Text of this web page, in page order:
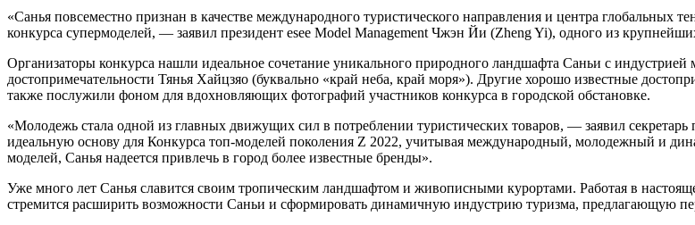
«Санья повсеместно признан в качестве международного туристического направления и центра глобальных
конкурса супермоделей, — заявил президент esee Model Management Чжэн Йи (Zheng Yi), одного из
Организаторы конкурса нашли идеальное сочетание уникального природного ландшафта Саньи с
достопримечательности Тянья Хайцзяо (буквально «край неба, край моря»). Другие хорошо известные
также послужили фоном для вдохновляющих фотографий участников конкурса в городской обстановке.
«Молодежь стала одной из главных движущих сил в потреблении туристических товаров, — заявил
идеальную основу для Конкурса топ-моделей поколения Z 2022, учитывая международный, молодежный и
моделей, Санья надеется привлечь в город более известные бренды».
Уже много лет Санья славится своим тропическим ландшафтом и живописными курортами. Работая в
стремится расширить возможности Саньи и сформировать динамичную индустрию туризма, предлагающую